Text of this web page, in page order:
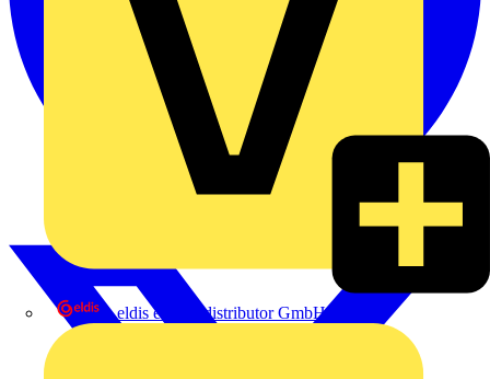
eldis electro distributor GmbH